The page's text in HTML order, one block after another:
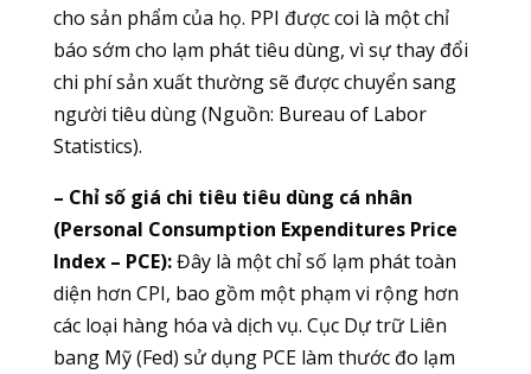
cho sản phẩm của họ. PPI được coi là một chỉ
báo sớm cho lạm phát tiêu dùng, vì sự thay đổi
chi phí sản xuất thường sẽ được chuyển sang
người tiêu dùng (Nguồn: Bureau of Labor
Statistics).
– Chỉ số giá chi tiêu tiêu dùng cá nhân
(Personal Consumption Expenditures Price
Index – PCE):Đây là một chỉ số lạm phát toàn
diện hơn CPI, bao gồm một phạm vi rộng hơn
các loại hàng hóa và dịch vụ. Cục Dự trữ Liên
bang Mỹ (Fed) sử dụng PCE làm thước đo lạm